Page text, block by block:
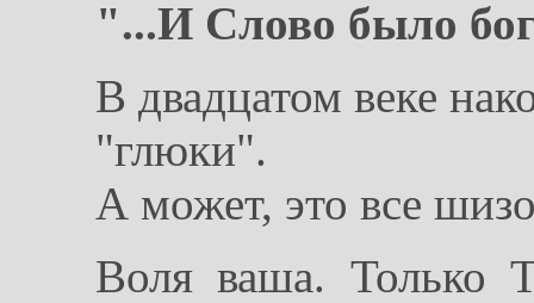
"...И Слово было
В двадцатом веке
"глюки".
А может, это все
Воля ваша. Только